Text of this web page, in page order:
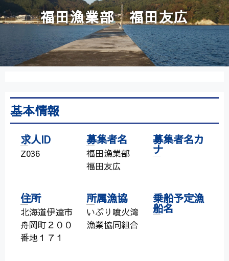
福田漁業部 福田友広
基本情報
求人ID
Z036
募集者名
福田漁業部
福田友広
募集者名カ
ナ
住所
北海道伊達市
舟岡町２００
番地１７１
所属漁協
いぶり噴火湾
漁業協同組合
乗船予定漁
船名